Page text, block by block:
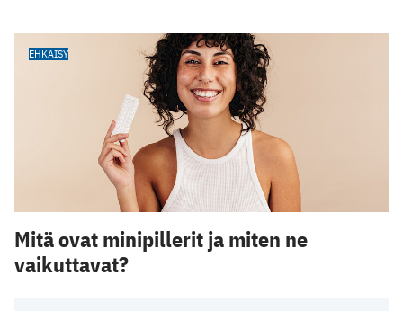
EHKÄISY
Mitä ovat minipillerit ja miten ne
vaikuttavat?